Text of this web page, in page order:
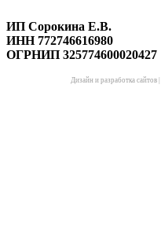
ИП Сорокина Е.В.
ИНН 772746616980
ОГРНИП 325774600020427
Дизайн и разработка сайтов|